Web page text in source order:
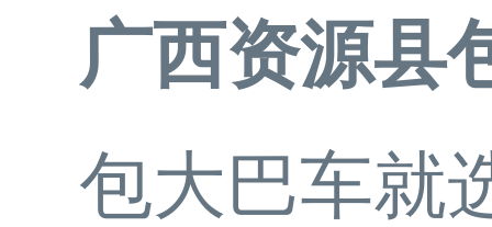
广西资源县
包大巴车就